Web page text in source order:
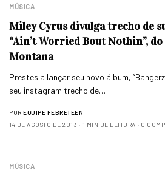
MÚSICA
Miley Cyrus divulga trecho de
“Ain’t Worried Bout Nothin”,
Montana
Prestes a lançar seu novo álbum,
seu instagram trecho de…
POR EQUIPE FEBRETEEN
14 DE AGOSTO DE 2013
1 MIN DE LEITURA 0
MÚSICA